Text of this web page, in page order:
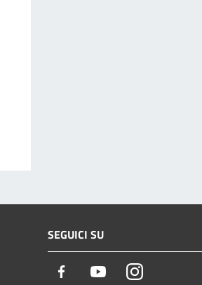
SEGUICI SU
Facebook YoutubeInstagram